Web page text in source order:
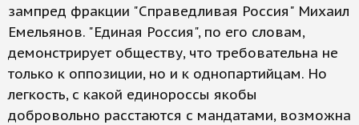
зампред фракции "Справедливая Россия" Михаил
Емельянов. "Единая Россия", по его словам,
демонстрирует обществу, что требовательна не
только к оппозиции, но и к однопартийцам. Но
легкость, с какой единороссы якобы
добровольно расстаются с мандатами, возможна